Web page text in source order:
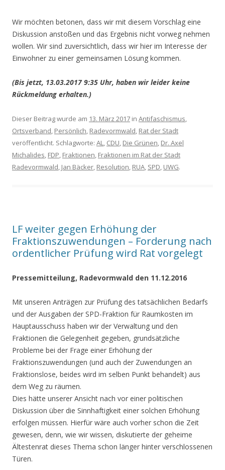
Wir möchten betonen, dass wir mit diesem Vorschlag eine
Diskussion anstoßen und das Ergebnis nicht vorweg nehmen
wollen. Wir sind zuversichtlich, dass wir hier im Interesse der
Einwohner zu einer gemeinsamen Lösung kommen.
(Bis jetzt, 13.03.2017 9:35 Uhr, haben wir leider keine
Rückmeldung erhalten.)
Dieser Beitrag wurde am 13. März 2017 in Antifaschismus,
Ortsverband, Persönlich, Radevormwald, Rat der Stadt
veröffentlicht. Schlagworte: AL, CDU, Die Grünen, Dr. Axel
Michalides, FDP, Fraktionen, Fraktionen im Rat der Stadt
Radevormwald, Jan Bäcker, Resolution, RUA, SPD, UWG.
LF weiter gegen Erhöhung der
Fraktionszuwendungen – Forderung nach
ordentlicher Prüfung wird Rat vorgelegt
Pressemitteilung, Radevormwald den 11.12.2016
Mit unseren Anträgen zur Prüfung des tatsächlichen Bedarfs
und der Ausgaben der SPD-Fraktion für Raumkosten im
Hauptausschuss haben wir der Verwaltung und den
Fraktionen die Gelegenheit gegeben, grundsätzliche
Probleme bei der Frage einer Erhöhung der
Fraktionszuwendungen (und auch der Zuwendungen an
Fraktionslose, beides wird im selben Punkt behandelt) aus
dem Weg zu räumen.
Dies hätte unserer Ansicht nach vor einer politischen
Diskussion über die Sinnhaftigkeit einer solchen Erhöhung
erfolgen müssen. Hierfür wäre auch vorher schon die Zeit
gewesen, denn, wie wir wissen, diskutierte der geheime
Ältestenrat dieses Thema schon länger hinter verschlossenen
Türen.